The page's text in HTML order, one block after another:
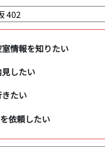
情報を知りたい
したい
たい
依頼したい